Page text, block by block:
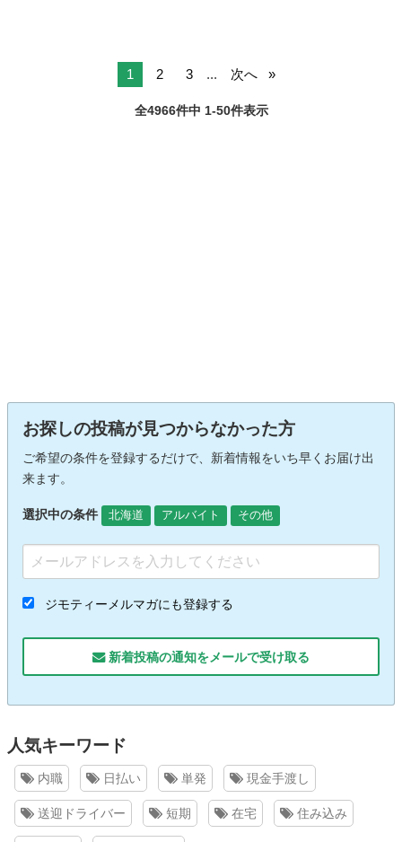
1 2 3 ... 次へ
全4966件中 1-50件表示
お探しの投稿が見つからなかった方
ご希望の条件を登録するだけで、新着情報をいち早くお届け出
来ます。
選択中の条件 北海道 アルバイト その他
ジモティーメルマガにも登録する
新着投稿の通知をメールで受け取る
人気キーワード
内職 日払い 単発 現金手渡し
送迎ドライバー 短期 在宅 住み込み